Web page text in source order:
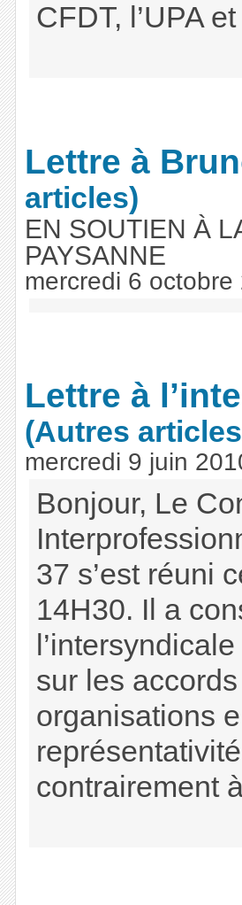
CFDT, l’UPA
Lettre à
articles)
EN SOUTIEN À
PAYSANNE
mercredi 6 octobre
Lettre à
(Autres
mercredi 9 juin
Bonjour, Le
37 s’est réuni
14H30. Il a
sur les
organisations
contrairement